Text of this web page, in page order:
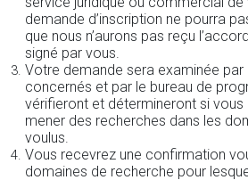
demande d’inscription ne pourra
que nous n’aurons pas reçu
signé par vous.
Votre demande sera examinée par
concernés et par le bureau de
vérifieront et détermineront si
mener des recherches dans les
voulus.
Vous recevrez une confirmation
domaines de recherche pour